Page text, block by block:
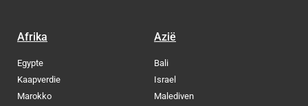
Afrika
Egypte
Kaapverdie
Marokko
Azië
Bali
Israel
Malediven